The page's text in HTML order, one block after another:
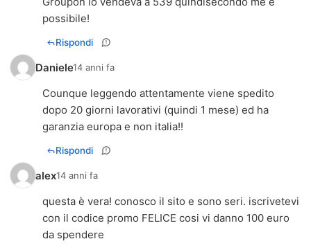
possibile!
Rispondi
Daniele14 anni fa
Counque leggendo attentamente viene spedito
dopo 20 giorni lavorativi (quindi 1 mese) ed ha
garanzia europa e non italia!!
Rispondi
alex14 anni fa
questa è vera! conosco il sito e sono seri. iscrivetevi
con il codice promo FELICE cosi vi danno 100 euro
da spendere